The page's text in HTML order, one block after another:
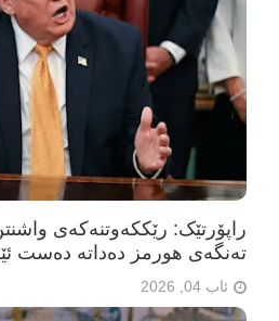
راپۆرتێک: رێککەوتنەکەی
تەنگەی هورمز دەداتە دەست
ئاب 04, 2026